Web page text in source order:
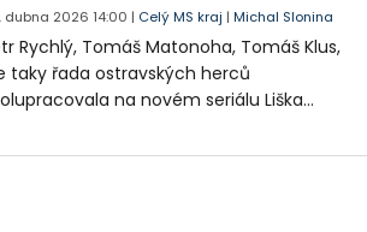
dubna 2026 14:00 | Celý MS kraj |Michal Slonina
Rychlý, Tomáš Matonoha, Tomáš Klus,
taky řada ostravských herců
na novém seriálu Liška
V rámci předpremiéry mohli diváci